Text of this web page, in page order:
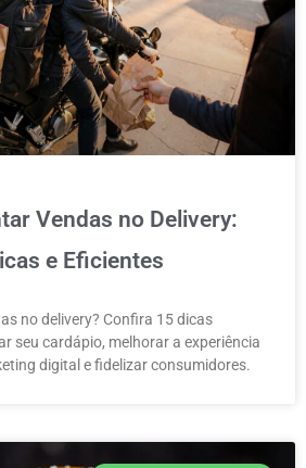
Vendas no Delivery:
e Eficientes
no delivery? Confira 15 dicas
seu cardápio, melhorar a experiência
digital e fidelizar consumidores.